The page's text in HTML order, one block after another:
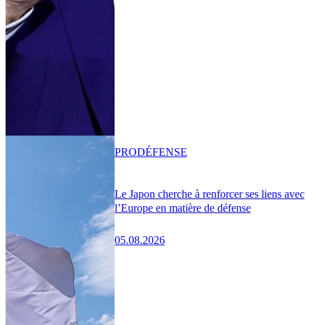
Le Japon cherche à renforcer ses liens avec
l’Europe en matière de défense
05.08.2026
PRODÉFENSE